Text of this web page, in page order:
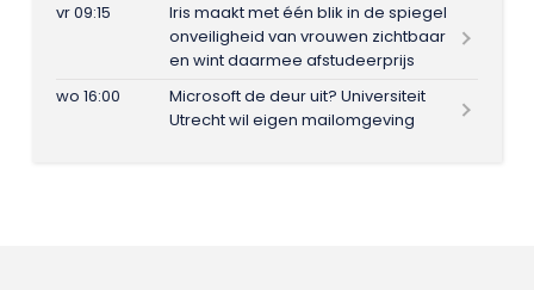
vr 09:15
Iris maakt met één blik in de spiegel
onveiligheid van vrouwen zichtbaar
en wint daarmee afstudeerprijs
wo 16:00
Microsoft de deur uit? Universiteit
Utrecht wil eigen mailomgeving